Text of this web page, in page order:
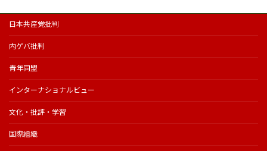
日本共産党批判
内ゲバ批判
青年同盟
インターナショナルビュー
文化・批評・学習
国際組織